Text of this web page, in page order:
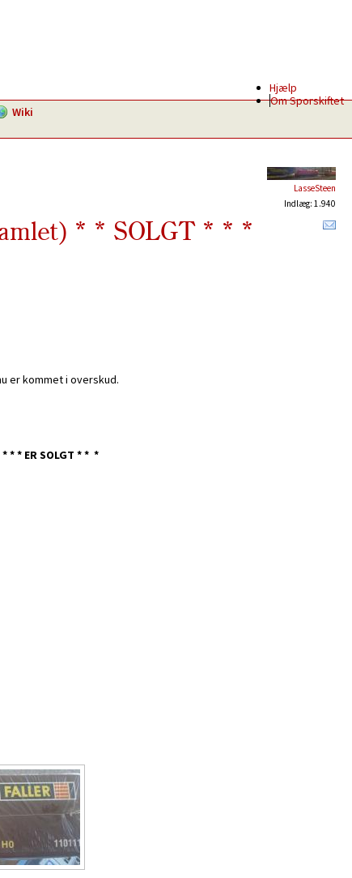
Hjælp
Om Sporskiftet
Wiki
LasseSteen
Indlæg: 1.940
* * SOLGT * * *
er kommet i overskud.
* * * ER SOLGT * * *